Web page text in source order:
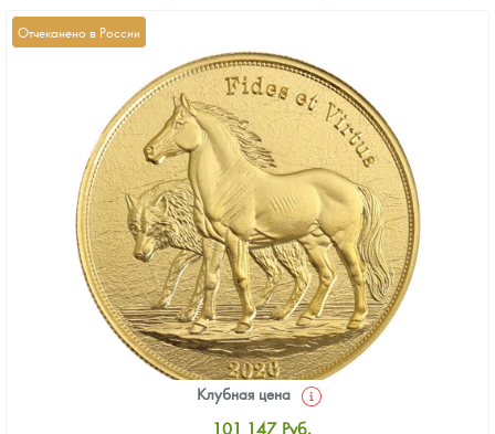
Отчеканено в России
Клубная цена
101 147 Руб.